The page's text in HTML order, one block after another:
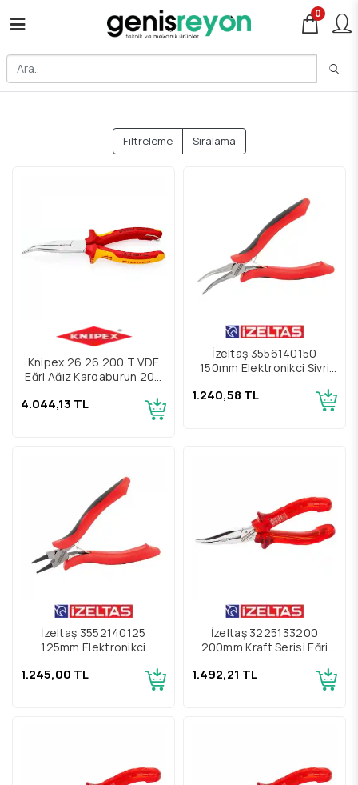
0
Filtreleme Sıralama
Knipex 26 26 200 T VDE
Eğri Ağız Kargaburun 200
4.044,13 TL
İzeltaş 3556140150
150mm Elektronikçi Sivri
1.240,58 TL
İzeltaş 3552140125
125mm Elektronikçi
1.245,00 TL
İzeltaş 3225133200
200mm Kraft Serisi Eğri
1.492,21 TL